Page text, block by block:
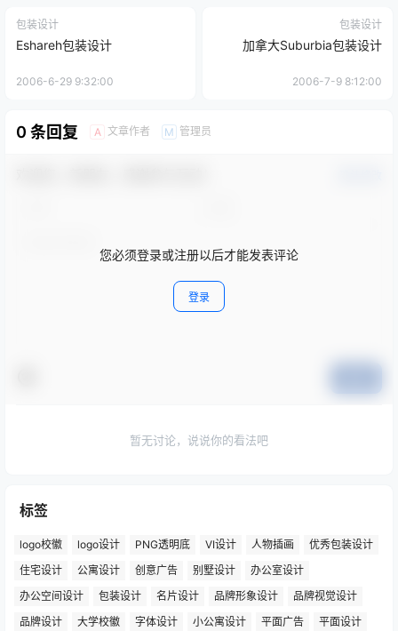
包装设计
Eshareh包装设计
2006-6-29 9:32:00
包装设计
加拿大Suburbia包装设计
2006-7-9 8:12:00
0 条回复 A 文章作者 M 管理员
您必须登录或注册以后才能发表评论
登录
暂无讨论，说说你的看法吧
标签
logo校徽 logo设计 PNG透明底 VI设计 人物插画
优秀包装设计
住宅设计
公寓设计 创意广告 别墅设计
办公室设计
办公空间设计
包装设计 名片设计 品牌形象设计
品牌视觉设计
品牌设计
大学校徽 字体设计 小公寓设计 平面广告 平面设计